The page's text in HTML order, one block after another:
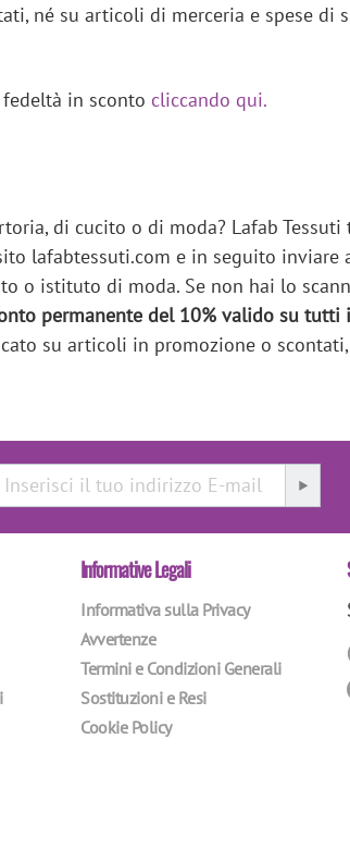
né su articoli di merceria e spese di
in sconto cliccando qui.
di cucito o di moda? Lafab
lafabtessuti.com e in seguito
o istituto di moda. Se non hai lo
permanente del 10% valido su
su articoli in promozione o
Informative Legali
Informativa sulla Privacy
Avvertenze
Termini e Condizioni Generali
Sostituzioni e Resi
Cookie Policy